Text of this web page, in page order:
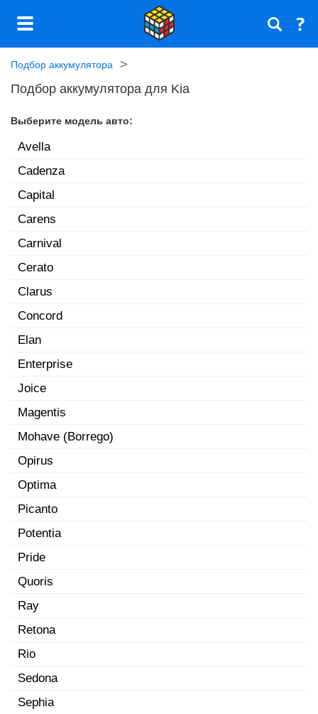
Подбор аккумулятора
Подбор аккумулятора для Kia
Выберите модель авто:
Avella
Cadenza
Capital
Carens
Carnival
Cerato
Clarus
Concord
Elan
Enterprise
Joice
Magentis
Mohave (Borrego)
Opirus
Optima
Picanto
Potentia
Pride
Quoris
Ray
Retona
Rio
Sedona
Sephia